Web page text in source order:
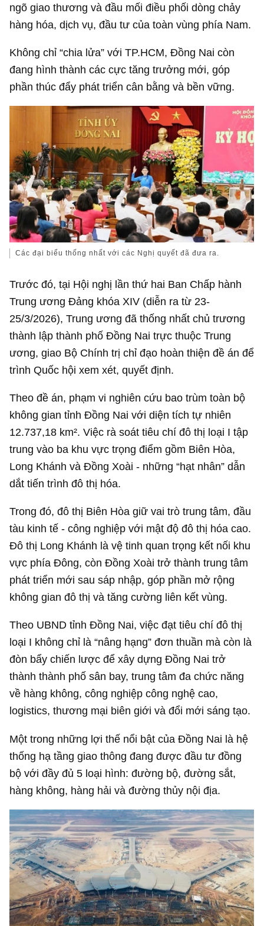
ngõ giao thương và đầu mối điều phối dòng chảy
hàng hóa, dịch vụ, đầu tư của toàn vùng phía Nam.
Không chỉ “chia lửa” với TP.HCM, Đồng Nai còn
đang hình thành các cực tăng trưởng mới, góp
phần thúc đẩy phát triển cân bằng và bền vững.
Các đại biểu thống nhất với các Nghị quyết đã đưa ra.
Trước đó, tại Hội nghị lần thứ hai Ban Chấp hành
Trung ương Đảng khóa XIV (diễn ra từ 23-
25/3/2026), Trung ương đã thống nhất chủ trương
thành lập thành phố Đồng Nai trực thuộc Trung
ương, giao Bộ Chính trị chỉ đạo hoàn thiện đề án để
trình Quốc hội xem xét, quyết định.
Theo đề án, phạm vi nghiên cứu bao trùm toàn bộ
không gian tỉnh Đồng Nai với diện tích tự nhiên
12.737,18 km². Việc rà soát tiêu chí đô thị loại I tập
trung vào ba khu vực trọng điểm gồm Biên Hòa,
Long Khánh và Đồng Xoài - những “hạt nhân” dẫn
dắt tiến trình đô thị hóa.
Trong đó, đô thị Biên Hòa giữ vai trò trung tâm, đầu
tàu kinh tế - công nghiệp với mật độ đô thị hóa cao.
Đô thị Long Khánh là vệ tinh quan trọng kết nối khu
vực phía Đông, còn Đồng Xoài trở thành trung tâm
phát triển mới sau sáp nhập, góp phần mở rộng
không gian đô thị và tăng cường liên kết vùng.
Theo UBND tỉnh Đồng Nai, việc đạt tiêu chí đô thị
loại I không chỉ là “nâng hạng” đơn thuần mà còn là
đòn bẩy chiến lược để xây dựng Đồng Nai trở
thành thành phố sân bay, trung tâm đa chức năng
về hàng không, công nghiệp công nghệ cao,
logistics, thương mại biên giới và đổi mới sáng tạo.
Một trong những lợi thế nổi bật của Đồng Nai là hệ
thống hạ tầng giao thông đang được đầu tư đồng
bộ với đầy đủ 5 loại hình: đường bộ, đường sắt,
hàng không, hàng hải và đường thủy nội địa.